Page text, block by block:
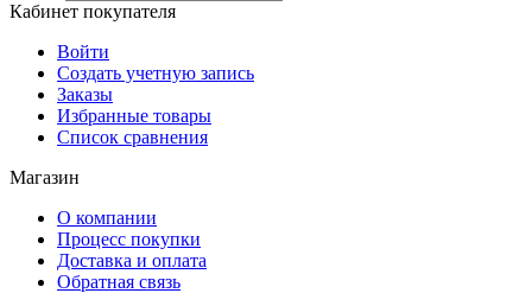
Кабинет покупателя
Войти
Создать учетную запись
Заказы
Избранные товары
Список сравнения
Магазин
О компании
Процесс покупки
Доставка и оплата
Обратная связь